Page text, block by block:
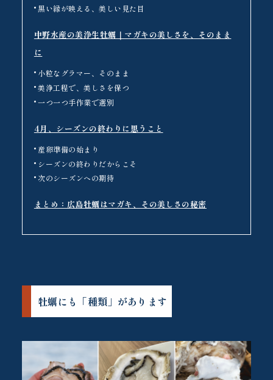
黒い縁が映える、美しい見た目
中野水産の美浄生牡蠣｜マガキの美しさを、そのまま
に
小粒なグラマー、そのまま
美浄工程で、美しさを保つ
一つ一つ手作業で選別
4月、シーズンの終わりに思うこと
産卵準備の始まり
シーズンの終わりだからこそ
次のシーズンへの期待
まとめ：広島牡蠣はマガキ、その美しさの秘密
牡蠣にも「種類」があります